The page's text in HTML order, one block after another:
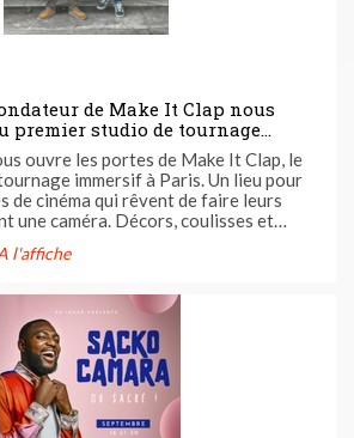
de Make It Clap nous
premier studio de tournage
ouvre les portes de Make It Clap, le
immersif à Paris. Un lieu pour
de cinéma qui rêvent de faire leurs
une caméra. Décors, coulisses et
plein coeur de la capitale ! C'est aussi
l'affiche